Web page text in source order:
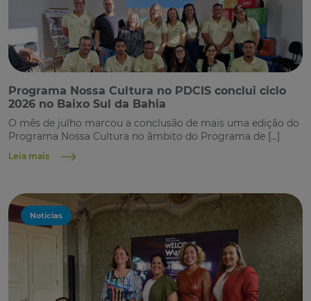
Programa Nossa Cultura no PDCIS conclui ciclo
2026 no Baixo Sul da Bahia
O mês de julho marcou a conclusão de mais uma edição do
Programa Nossa Cultura no âmbito do Programa de […]
Leia mais
Notícias